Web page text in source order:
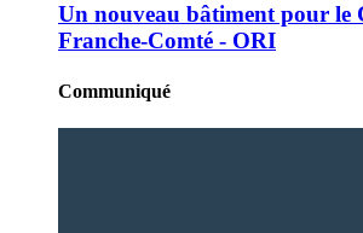
Un nouveau bâtiment pour le
Franche-Comté - ORI
Communiqué